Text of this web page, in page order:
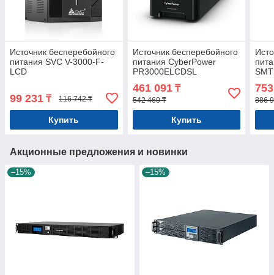
Источник бесперебойного
питания SVC V-3000-F-
LCD
99 231 ₸ 116 742 ₸
Купить
Источник бесперебойного
питания CyberPower
PR3000ELCDSL
461 091₸
542 460 ₸
Купить
886
Акционные предложения и новинки
–15% –15%